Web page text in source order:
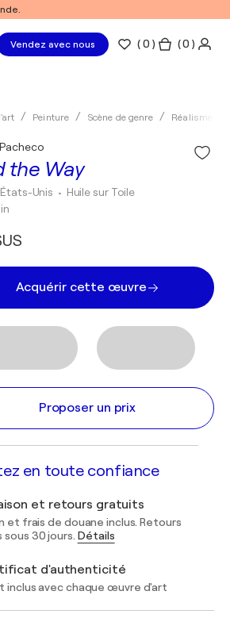
Vendez avec nous (0 ) ( 0 )
Peinture Scène de genre Réalisme
the Way
Unis • Huile sur Toile
Acquérir cette œuvre
Proposer un prix
en toute confiance
et retours gratuits
et frais de douane inclus. Retours
30 jours. Détails
d'authenticité
inclus avec chaque œuvre d'art